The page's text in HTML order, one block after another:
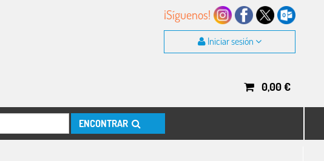
¡Síguenos!
Iniciar sesión
0,00€
ENCONTRAR